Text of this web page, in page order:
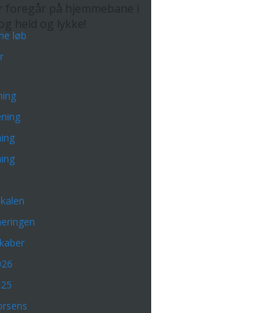
løb
på hjemmebane i
held og lykke!